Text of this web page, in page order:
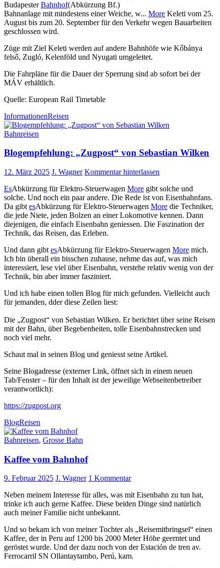
BudapesterBahnhof(Abkürzung Bf.)
Bahnanlage mit mindestens einer Weiche, w... More Keleti vom 25.
August bis zum 20. September für den Verkehr wegen Bauarbeiten
geschlossen wird.
Züge mit Ziel Keleti werden auf andere Bahnhöfe wie Kőbánya
felső, Zugló, Kelenföld und Nyugati umgeleitet.
Die Fahrpläne für die Dauer der Sperrung sind ab sofort bei der
MÁV erhältlich.
Quelle: European Rail Timetable
InformationenReisen
Bahnreisen
Blogempfehlung: „Zugpost“ von Sebastian Wilken
12. März 2025 J. Wagner Kommentar hinterlassen
EsAbkürzung für Elektro-Steuerwagen More gibt solche und
solche. Und noch ein paar andere. Die Rede ist von Eisenbahnfans.
Da gibt esAbkürzung für Elektro-Steuerwagen More die Techniker,
die jede Niete, jeden Bolzen an einer Lokomotive kennen. Dann
diejenigen, die einfach Eisenbahn geniessen. Die Faszination der
Technik, das Reisen, das Erleben.
Und dann gibt esAbkürzung für Elektro-Steuerwagen More mich.
Ich bin überall ein bisschen zuhause, nehme das auf, was mich
interessiert, lese viel über Eisenbahn, verstehe relativ wenig von der
Technik, bin aber immer fasziniert.
Und ich habe einen tollen Blog für mich gefunden. Vielleicht auch
für jemanden, dder diese Zeilen liest:
Die „Zugpost“ von Sebastian Wilken. Er berichtet über seine Reisen
mit der Bahn, über Begebenheiten, tolle Eisenbahnstrecken und
noch viel mehr.
Schaut mal in seinen Blog und geniesst seine Artikel.
Seine Blogadresse (externer Link, öffnet sich in einem neuen
Tab/Fenster – für den Inhalt ist der jeweilige Webseitenbetreiber
verantwortlich):
https://zugpost.org
BlogReisen
Bahnreisen, Grosse Bahn
Kaffee vom Bahnhof
9. Februar 2025 J. Wagner 1 Kommentar
Neben meinem Interesse für alles, was mit Eisenbahn zu tun hat,
trinke ich auch gerne Kaffee. Diese beiden Dinge sind natürlich
auch meiner Familie nicht unbekannt.
Und so bekam ich von meiner Tochter als „Reisemitbringsel“ einen
Kaffee, der in Peru auf 1200 bis 2000 Meter Höhe geerntet und
geröstet wurde. Und der dazu noch von der Estación de tren av.
Ferrocarril SN Ollantaytambo, Perú, kam.